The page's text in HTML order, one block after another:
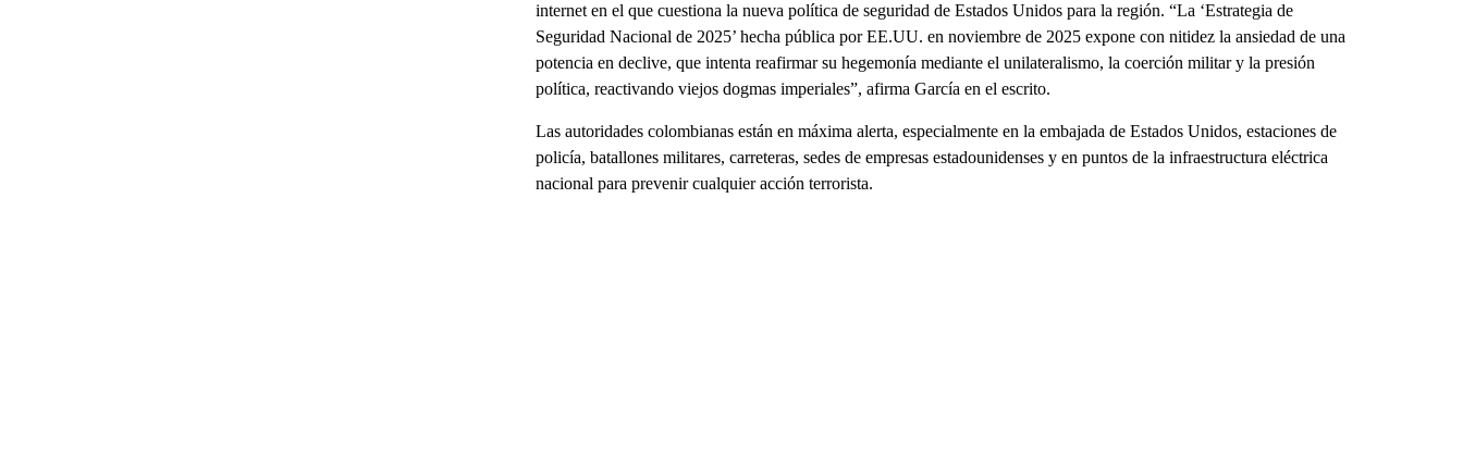
internet en el que cuestiona la nueva política de seguridad de Estados Unidos para la región. “La ‘Estrategia de
Seguridad Nacional de 2025’ hecha pública por EE.UU. en noviembre de 2025 expone con nitidez la ansiedad de una
potencia en declive, que intenta reafirmar su hegemonía mediante el unilateralismo, la coerción militar y la presión
política, reactivando viejos dogmas imperiales”, afirma García en el escrito.
Las autoridades colombianas están en máxima alerta, especialmente en la embajada de Estados Unidos, estaciones de
policía, batallones militares, carreteras, sedes de empresas estadounidenses y en puntos de la infraestructura eléctrica
nacional para prevenir cualquier acción terrorista.